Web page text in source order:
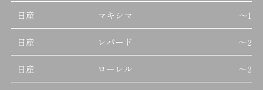
日産 マキシマ ～
日産 レパード ～
日産 ローレル ～